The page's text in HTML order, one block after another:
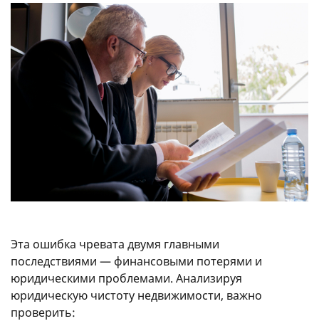
Эта ошибка чревата двумя главными
последствиями — финансовыми потерями и
юридическими проблемами. Анализируя
юридическую чистоту недвижимости, важно
проверить: